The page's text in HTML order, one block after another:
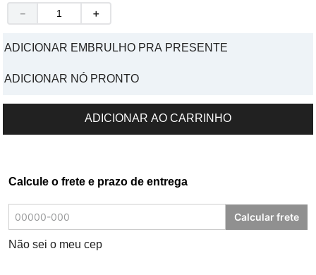
＋
－
ADICIONAR EMBRULHO PRA PRESENTE
ADICIONAR NÓ PRONTO
ADICIONAR AO CARRINHO
Calcule o frete e prazo de entrega
Calcular frete
Não sei o meu cep